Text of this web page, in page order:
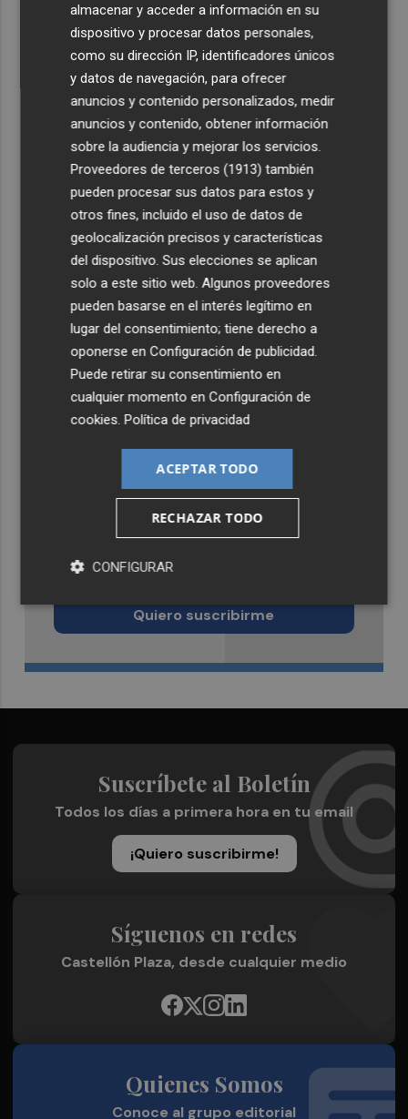
Company: “Estamos comenzando a ver el equipo que
queremos ver en la Liga”
Ocho helicópteros, un avión y más de 100 brigadas se
movilizan en Moratalla por un incendio forestal
Recibe toda la actualidad de
Castellón Plaza en tu correo
Quiero suscribirme
Suscríbete al Boletín
Todos los días a primera hora en tu email
¡Quiero suscribirme!
Síguenos en redes
Castellón Plaza, desde cualquier medio
Quienes Somos
Conoce al grupo editorial
almacenar y acceder a información en su
dispositivo y procesar datos personales,
como su dirección IP, identificadores únicos
y datos de navegación, para ofrecer
anuncios y contenido personalizados, medir
anuncios y contenido, obtener información
sobre la audiencia y mejorar los servicios.
Proveedores de terceros (1913) también
pueden procesar sus datos para estos y
otros fines, incluido el uso de datos de
geolocalización precisos y características
del dispositivo. Sus elecciones se aplican
solo a este sitio web. Algunos proveedores
pueden basarse en el interés legítimo en
lugar del consentimiento; tiene derecho a
oponerse enConfiguración de publicidad
Puede retirar su consentimiento en
cualquier momento enConfiguración de
cookies .Política de privacidad
ACEPTAR TODO
RECHAZAR TODO
CONFIGURAR